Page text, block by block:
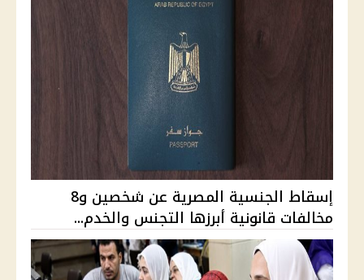
إسقاط الجنسية المصرية عن شخصين و8
مخالفات قانونية أبرزها التجنس والخدم...